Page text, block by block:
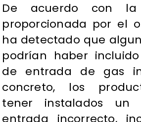
De acuerdo con la
proporcionada por el
ha detectado que
podrían haber
de entrada de gas
concreto, los
tener instalados un
entrada incorrecto,